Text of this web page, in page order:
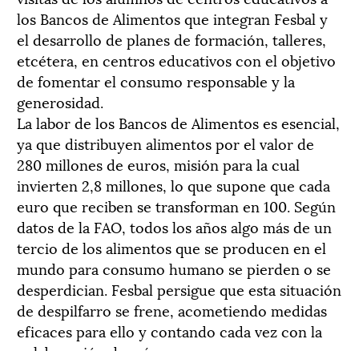
los Bancos de Alimentos que integran Fesbal y
el desarrollo de planes de formación, talleres,
etcétera, en centros educativos con el objetivo
de fomentar el consumo responsable y la
generosidad.
La labor de los Bancos de Alimentos es esencial,
ya que distribuyen alimentos por el valor de
280 millones de euros, misión para la cual
invierten 2,8 millones, lo que supone que cada
euro que reciben se transforman en 100. Según
datos de la FAO, todos los años algo más de un
tercio de los alimentos que se producen en el
mundo para consumo humano se pierden o se
desperdician. Fesbal persigue que esta situación
de despilfarro se frene, acometiendo medidas
eficaces para ello y contando cada vez con la